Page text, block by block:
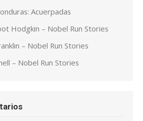
Acuerpadas
Hodgkin – Nobel Run Stories
– Nobel Run Stories
– Nobel Run Stories